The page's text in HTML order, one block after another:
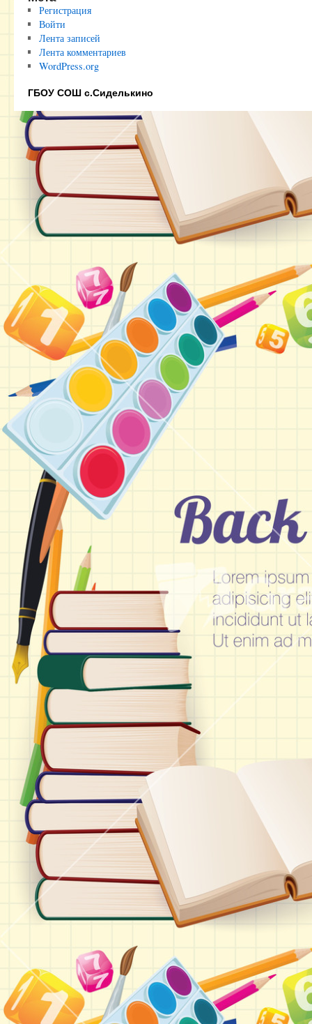
Регистрация
Войти
Лента записей
Лента комментариев
WordPress.org
ГБОУ СОШ с.Сиделькино